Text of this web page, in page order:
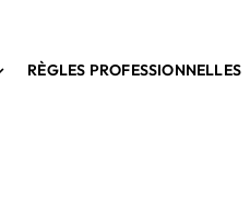
RÈGLES PROFESSIONNELLES